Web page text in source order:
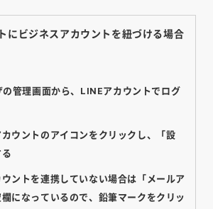
にビジネスアカウントを紐づける場合
の管理画面から、LINEアカウントでログ
ウントのアイコンをクリックし、「設
ウントを連携していない場合は「メールア
欄になっているので、鉛筆マークをクリッ